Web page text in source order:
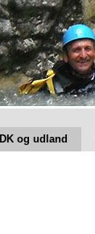
DK og udland